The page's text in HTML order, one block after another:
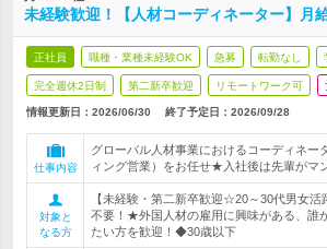
未経験歓迎！【人材コーディネーター】月
正社員 職種・業種未経験OK 急募 転勤なし
完全週休2日制 第二新卒歓迎 リモートワーク可
情報更新日：2026/06/30 終了予定日： 2026/09/28
仕事内容
グローバル人材事業におけるコーディネー
ィング営業）をお任せ★入社後は先輩がマ
対象と
なる方
【未経験・第二新卒歓迎☆20～30代男女
不要！★外国人材の雇用に興味がある、誰
たい方を歓迎！◆30歳以下